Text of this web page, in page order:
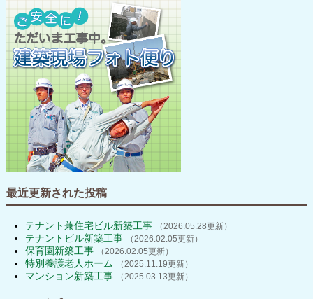
最近更新された投稿
テナント兼住宅ビル新築工事 （2026.05.28更新）
テナントビル新築工事 （2026.02.05更新）
保育園新築工事 （2026.02.05更新）
特別養護老人ホーム （2025.11.19更新）
マンション新築工事 （2025.03.13更新）